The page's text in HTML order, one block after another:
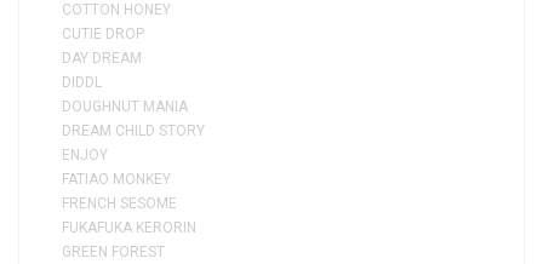
COTTON HONEY
CUTIE DROP
DAY DREAM
DIDDL
DOUGHNUT MANIA
DREAM CHILD STORY
ENJOY
FATIAO MONKEY
FRENCH SESOME
FUKAFUKA KERORIN
GREEN FOREST